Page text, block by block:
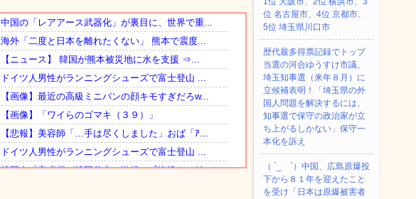
Mute
位 名古屋市、4位 京都市、
5位 埼玉県川口市
歴代最多得票記録でトップ
当選の河合ゆうすけ市議、
埼玉知事選（来年８月）に
立候補表明！「埼玉県の外
国人問題を解決するには、
知事選で保守の政治家が立
ち上がるしかない」保守一
本化を訴え
（ ´_ゝ`）中国、広島原爆投
下から８１年を迎えたこと
を受け「日本は原爆被害者